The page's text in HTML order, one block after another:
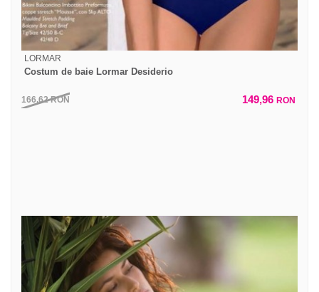
LORMAR
Costum de baie Lormar Desiderio
166,62RON 149,96 RON